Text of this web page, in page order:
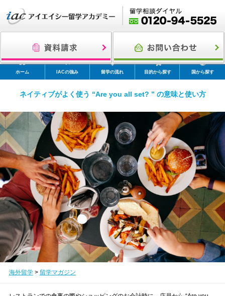
ホーム IACの強み 留学の流れ 目的から探す 国から探す
ネイティブがよく使う “Are you all set? ” の意味と使い方
海外留学> 留学マガジン